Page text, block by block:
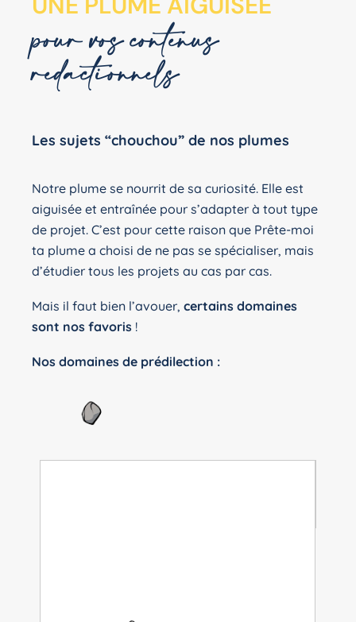
pour vos contenus
rédactionnels
Les sujets “chouchou” de nos plumes
Notre plume se nourrit de sa curiosité. Elle est
aiguisée et entraînée pour s’adapter à tout type
de projet. C’est pour cette raison que Prête-moi
ta plume a choisi de ne pas se spécialiser, mais
d’étudier tous les projets au cas par cas.
Mais il faut bien l’avouer,certains domaines
sont nos favoris !
Nos domaines de prédilection :